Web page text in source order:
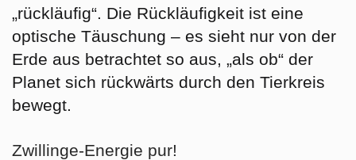
„rückläufig“. Die Rückläufigkeit ist eine
optische Täuschung – es sieht nur von der
Erde aus betrachtet so aus, „als ob“ der
Planet sich rückwärts durch den Tierkreis
bewegt.
Zwillinge-Energie pur!